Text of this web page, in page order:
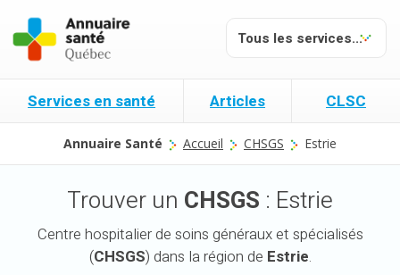
Services en santé Articles CLSC
Annuaire Santé Accueil CHSGS Estrie
Trouver un CHSGS : Estrie
Centre hospitalier de soins généraux et spécialisés
(CHSGS) dans la région de Estrie.